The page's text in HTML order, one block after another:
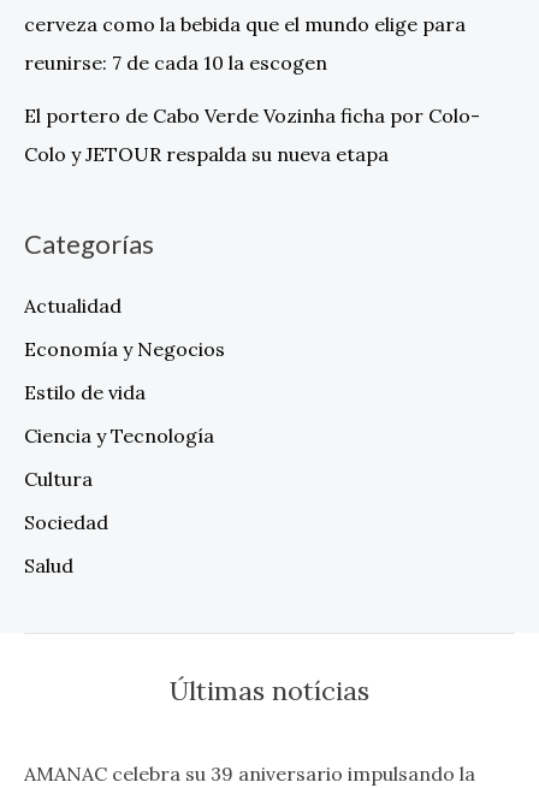
cerveza como la bebida que el mundo elige para
reunirse: 7 de cada 10 la escogen
El portero de Cabo Verde Vozinha ficha por Colo-
Colo y JETOUR respalda su nueva etapa
Categorías
Actualidad
Economía y Negocios
Estilo de vida
Ciencia y Tecnología
Cultura
Sociedad
Salud
Últimas notícias
AMANAC celebra su 39 aniversario impulsando la